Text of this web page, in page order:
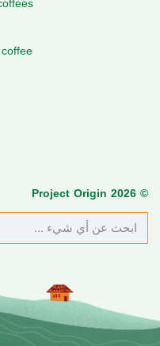
© Project Origin 2026